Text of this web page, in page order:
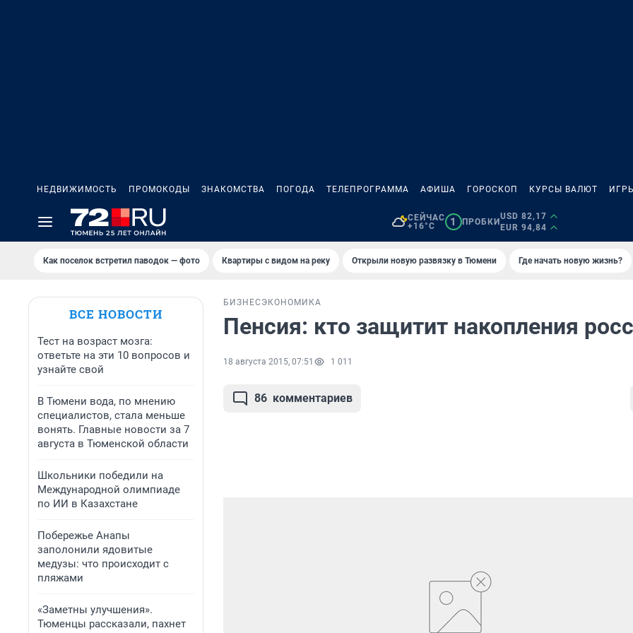
НЕДВИЖИМОСТЬ ПРОМОКОДЫ ЗНАКОМСТВА ПОГОДА ТЕЛЕПРОГРАММА АФИША ГОРОСКОП КУРСЫ ВАЛЮТ ИГРЫ
СЕЙЧАС
+16°C
1 ПРОБКИ
USD 82,17
EUR 94,84
Как поселок встретил паводок — фото Квартиры с видом на реку Открыли новую развязку в Тюмени Где начать новую жизнь?
ВСЕ НОВОСТИ
Тест на возраст мозга:
ответьте на эти 10 вопросов и
узнайте свой
В Тюмени вода, по мнению
специалистов, стала меньше
вонять. Главные новости за 7
августа в Тюменской области
Школьники победили на
Международной олимпиаде
по ИИ в Казахстане
Побережье Анапы
заполонили ядовитые
медузы: что происходит с
пляжами
«Заметны улучшения».
Тюменцы рассказали, пахнет
БИЗНЕС ЭКОНОМИКА
Пенсия: кто защитит накопления
18 августа 2015, 07:51 1 011
86 комментариев